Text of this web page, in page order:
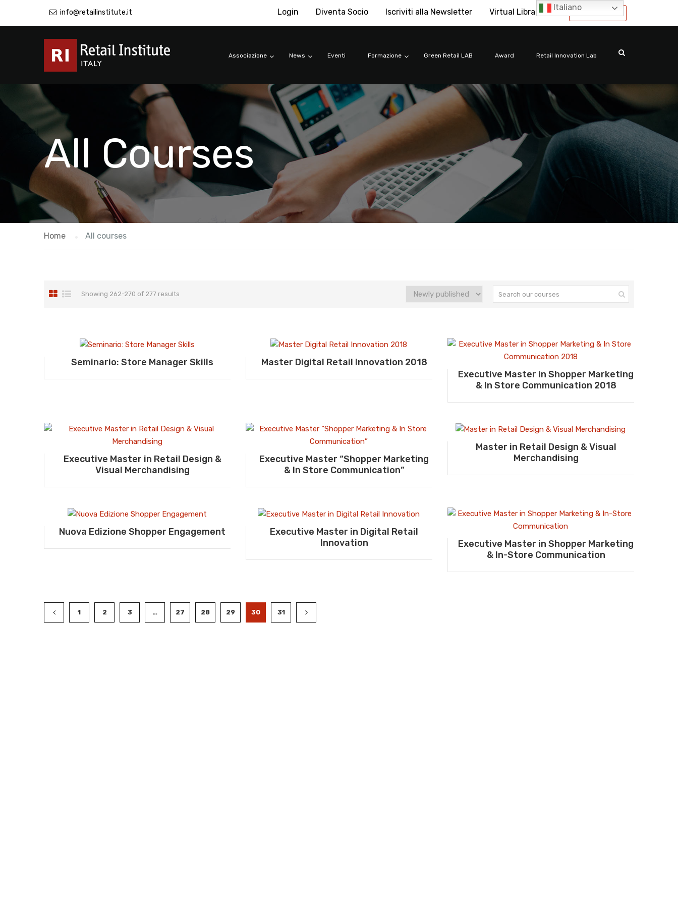
info@retailinstitute.it International
Login Diventa Socio Iscriviti alla Newsletter Virtual Library
Associazione News Eventi Formazione Green Retail LAB Award Retail Innovation Lab
All Courses
Home All courses
Showing 262-270 of 277 results
Seminario: Store Manager Skills
Master Digital Retail Innovation 2018
Executive Master in Shopper Marketing
& In Store Communication 2018
Executive Master in Retail Design &
Visual Merchandising
Executive Master “Shopper Marketing
& In Store Communication”
Master in Retail Design & Visual
Merchandising
Nuova Edizione Shopper Engagement
Executive Master in Digital Retail
Innovation
Executive Master in Shopper Marketing
& In-Store Communication
1 2 3 … 27 28 29 30 31
Italiano